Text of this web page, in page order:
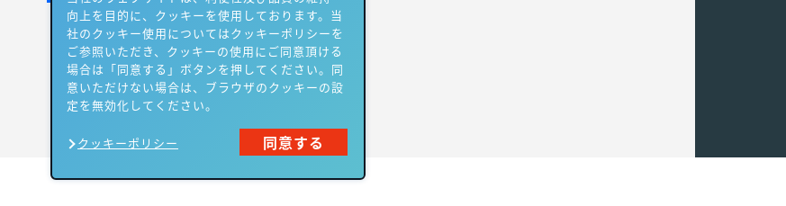
向上を目的に、クッキーを使用しております。当
社のクッキー使用についてはクッキーポリシーを
ご参照いただき、クッキーの使用にご同意頂ける
場合は「同意する」ボタンを押してください。同
意いただけない場合は、ブラウザのクッキーの設
定を無効化してください。
クッキーポリシー 同意する